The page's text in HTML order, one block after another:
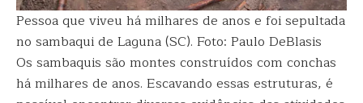
Pessoa que viveu há milhares de anos e foi sepultada
no sambaqui de Laguna (SC). Foto: Paulo DeBlasis
Os sambaquis são montes construídos com conchas
há milhares de anos. Escavando essas estruturas, é